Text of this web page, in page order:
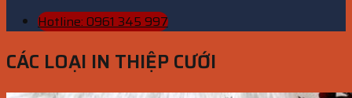
Hotline: 0961 345 997
CÁC LOẠI IN THIỆP CƯỚI